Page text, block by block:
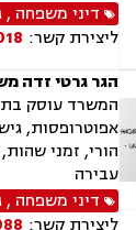
דיני משפחה ,
ליצירת קשר:
הגר גרטי זדה
המשרד עוסק
אפוטרופסות,
הורי, זמני
עבירה
דיני משפחה ,
ליצירת קשר: